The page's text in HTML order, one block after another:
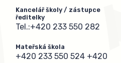
Kancelář školy / zástupce
ředitelky
Tel.:+420 233 550 282
Mateřská škola
+420 233 550 524 +420